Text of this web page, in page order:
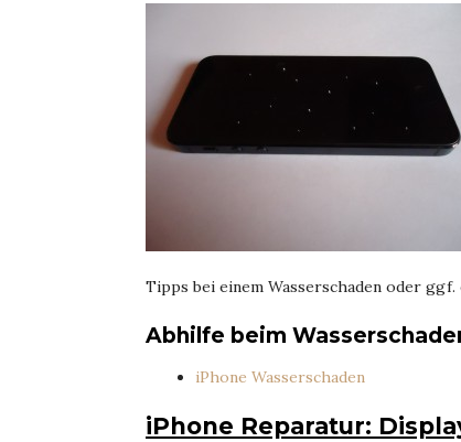
Tipps bei einem Wasserschaden oder
Abhilfe beim
iPhone Wasserschaden
iPhone Reparatur: